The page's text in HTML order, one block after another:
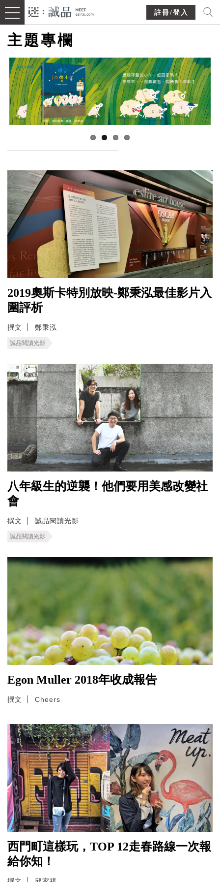
註冊/登入
主題專欄
2019奧斯卡特別放映-鄭秉泓最佳影片入
圍評析
撰文 鄭秉泓
誠品閱讀光影
八年級生的逆襲！他們要用美感改變社
會
撰文 誠品閱讀光影
誠品閱讀光影
Egon Muller 2018年收成報告
撰文 Cheers
西門町這樣玩，TOP 12走春路線一次報
給你知！